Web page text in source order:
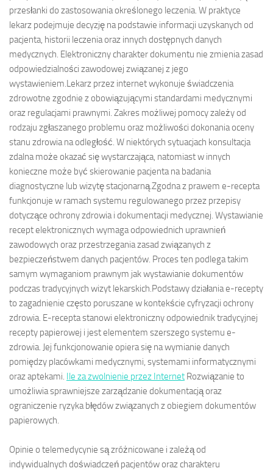
przesłanki do zastosowania określonego leczenia. W praktyce
lekarz podejmuje decyzję na podstawie informacji uzyskanych od
pacjenta, historii leczenia oraz innych dostępnych danych
medycznych. Elektroniczny charakter dokumentu nie zmienia zasad
odpowiedzialności zawodowej związanej z jego
wystawieniem.Lekarz przez internet wykonuje świadczenia
zdrowotne zgodnie z obowiązującymi standardami medycznymi
oraz regulacjami prawnymi. Zakres możliwej pomocy zależy od
rodzaju zgłaszanego problemu oraz możliwości dokonania oceny
stanu zdrowia na odległość. W niektórych sytuacjach konsultacja
zdalna może okazać się wystarczająca, natomiast w innych
konieczne może być skierowanie pacjenta na badania
diagnostyczne lub wizytę stacjonarną.Zgodna z prawem e-recepta
funkcjonuje w ramach systemu regulowanego przez przepisy
dotyczące ochrony zdrowia i dokumentacji medycznej. Wystawianie
recept elektronicznych wymaga odpowiednich uprawnień
zawodowych oraz przestrzegania zasad związanych z
bezpieczeństwem danych pacjentów. Proces ten podlega takim
samym wymaganiom prawnym jak wystawianie dokumentów
podczas tradycyjnych wizyt lekarskich.Podstawy działania e-recepty
to zagadnienie często poruszane w kontekście cyfryzacji ochrony
zdrowia. E-recepta stanowi elektroniczny odpowiednik tradycyjnej
recepty papierowej i jest elementem szerszego systemu e-
zdrowia. Jej funkcjonowanie opiera się na wymianie danych
pomiędzy placówkami medycznymi, systemami informatycznymi
oraz aptekami. Ile za zwolnienie przez Internet Rozwiązanie to
umożliwia sprawniejsze zarządzanie dokumentacją oraz
ograniczenie ryzyka błędów związanych z obiegiem dokumentów
papierowych.
Opinie o telemedycynie są zróżnicowane i zależą od
indywidualnych doświadczeń pacjentów oraz charakteru